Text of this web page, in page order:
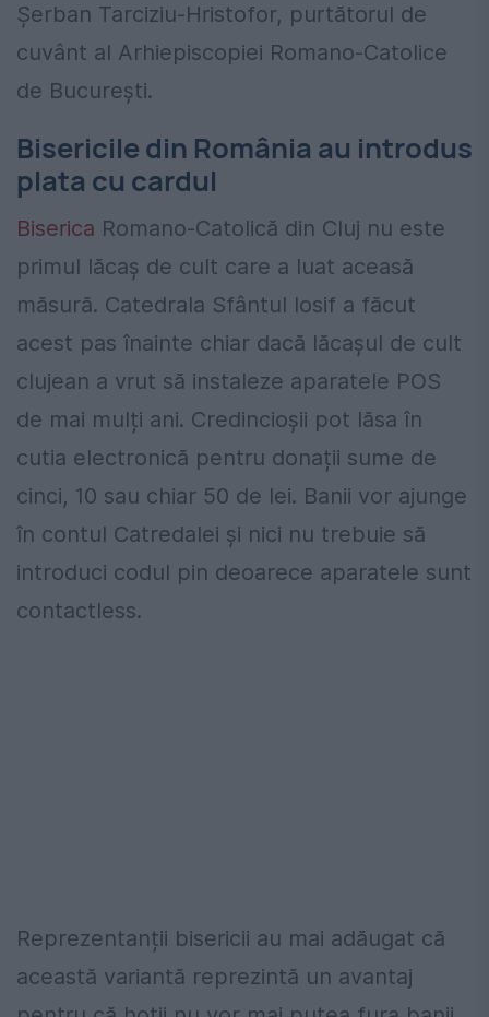
Șerban Tarciziu-Hristofor, purtătorul de
cuvânt al Arhiepiscopiei Romano-Catolice
de București.
Bisericile din România au introdus
plata cu cardul
Biserica Romano-Catolică din Cluj nu este
primul lăcaș de cult care a luat aceasă
măsură. Catedrala Sfântul Iosif a făcut
acest pas înainte chiar dacă lăcașul de cult
clujean a vrut să instaleze aparatele POS
de mai mulți ani. Credincioșii pot lăsa în
cutia electronică pentru donații sume de
cinci, 10 sau chiar 50 de lei. Banii vor ajunge
în contul Catredalei și nici nu trebuie să
introduci codul pin deoarece aparatele sunt
contactless.
Reprezentanții bisericii au mai adăugat că
această variantă reprezintă un avantaj